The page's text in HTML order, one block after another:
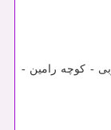
- کوچه رامین -